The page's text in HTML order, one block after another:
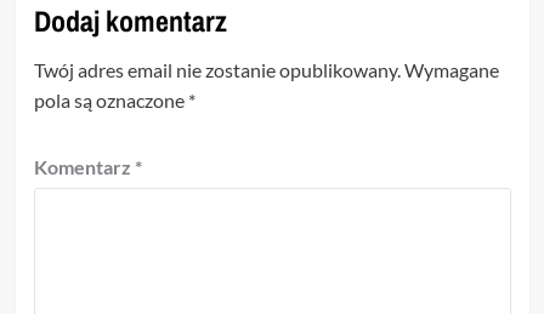
Dodaj komentarz
Twój adres email nie zostanie opublikowany.Wymagane
pola są oznaczone *
Komentarz *